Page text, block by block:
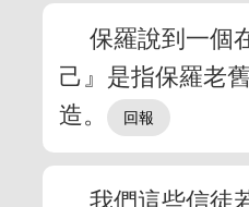
保羅說到一個
己』是指保羅老
造。
我們這些信徒